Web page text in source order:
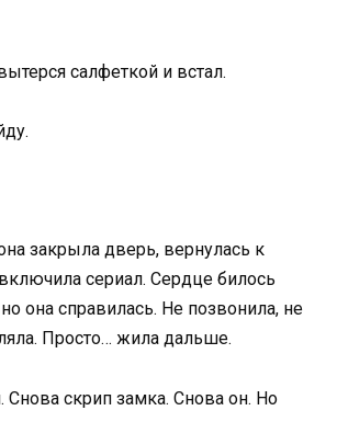
салфеткой и встал.
закрыла дверь, вернулась к
сериал. Сердце билось
она справилась. Не позвонила, не
Просто… жила дальше.
скрип замка. Снова он. Но